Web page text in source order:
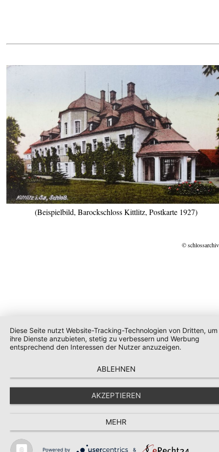
(Beispielbild, Barockschloss Kittlitz, Postkarte 1927)
©
Diese Seite nutzt Website-Tracking-Technologien von Dritten, um
ihre Dienste anzubieten, stetig zu verbessern und Werbung
entsprechend den Interessen der Nutzer anzuzeigen.
ABLEHNEN
AKZEPTIEREN
MEHR
Powered by &